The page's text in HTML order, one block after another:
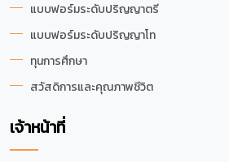
แบบฟอร์มระดับปริญญาตรี
แบบฟอร์มระดับปริญญาโท
ทุนการศึกษา
สวัสดิการและคุณภาพชีวิต
เจ้าหน้าที่